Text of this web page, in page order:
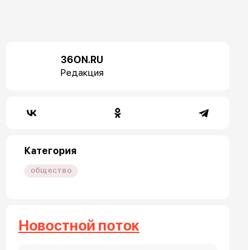
36ON.RU
Редакция
Категория
общество
Новостной поток